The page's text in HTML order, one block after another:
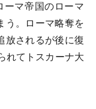
ーマ帝国のローマ
う。ローマ略奪を
放されるが後に復
れてトスカーナ大